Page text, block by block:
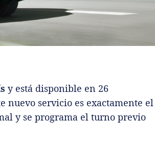
y está disponible en 26
nuevo servicio es exactamente el
y se programa el turno previo